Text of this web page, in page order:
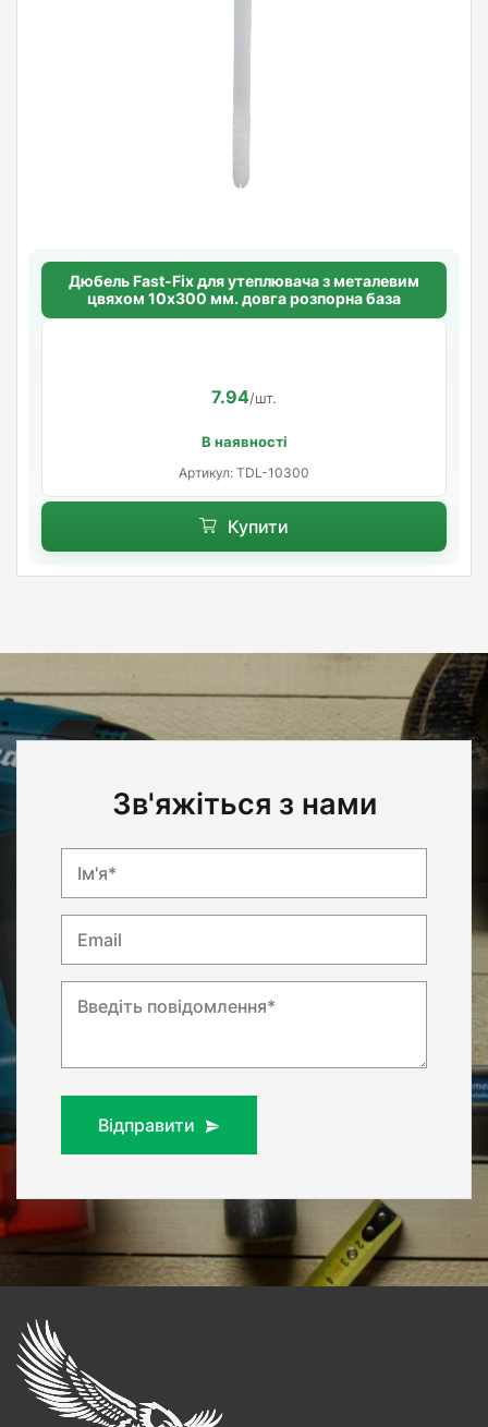
Дюбель Fast-Fix для утеплювача з металевим
цвяхом 10х300 мм. довга розпорна база
7.94/шт.
В наявності
Артикул: TDL-10300
Купити
Зв'яжіться з нами
Ім'я*
Email
Введіть повідомлення*
Відправити